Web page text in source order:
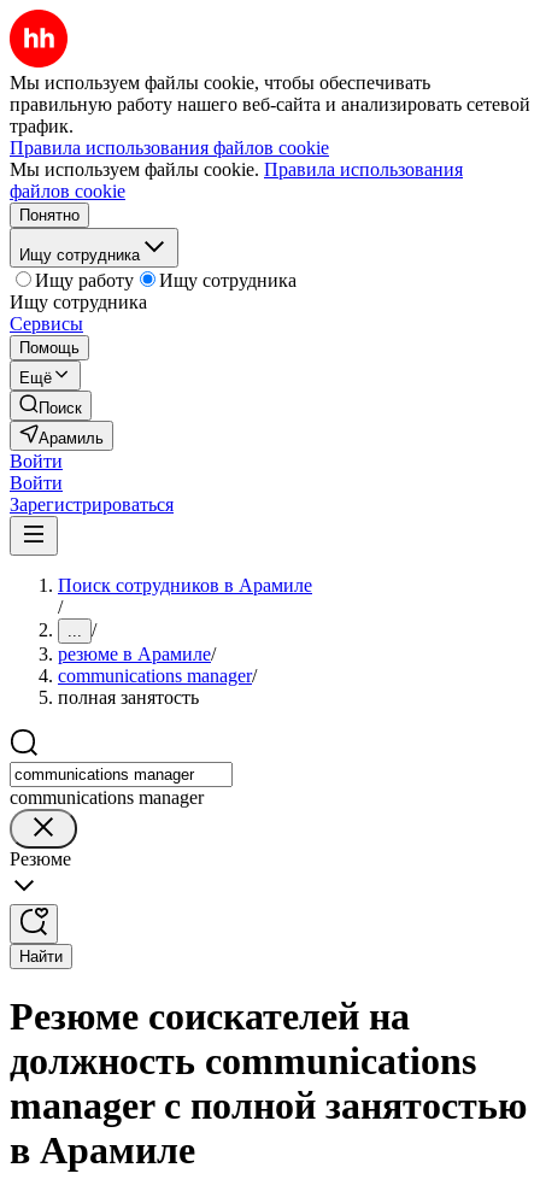
Мы используем файлы cookie, чтобы обеспечивать
правильную работу нашего веб-сайта и анализировать сетевой
трафик.
Правила использования файлов cookie
Мы используем файлы cookie. Правила использования
файлов cookie
Понятно
Ищу сотрудника
Ищу работу
Ищу сотрудника
Ищу сотрудника
Сервисы
Помощь
Ещё
Поиск
Арамиль
Войти
Войти
Зарегистрироваться
Поиск сотрудников в Арамиле
/
... /
резюме в Арамиле/
communications manager/
полная занятость
communications manager
Резюме
Найти
Резюме соискателей на
должность communications
manager с полной занятостью
в Арамиле